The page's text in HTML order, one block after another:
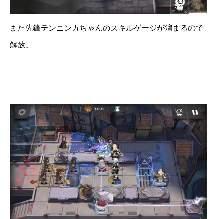
また先鋒テンニンカちゃんのスキルゲージが溜まるので
解放。